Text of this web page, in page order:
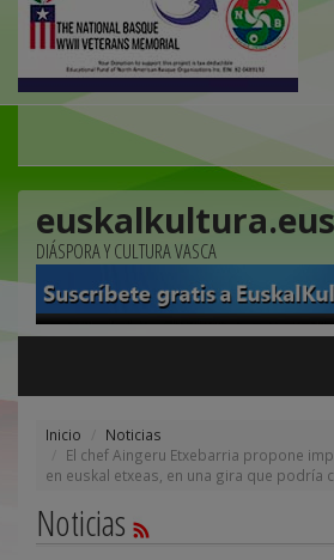
euskalkultura.eus
DIÁSPORA Y CULTURA VASCA
Inicio
Noticias
El chef Aingeru Etxebarria propone
en euskal etxeas, en una gira que podría
Noticias